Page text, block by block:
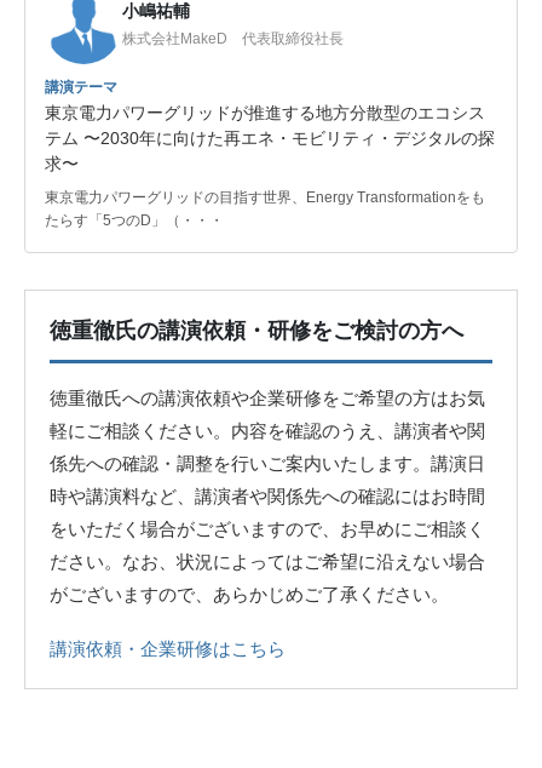
小嶋祐輔
株式会社MakeD 代表取締役社長
講演テーマ
東京電力パワーグリッドが推進する地方分散型のエコシス
テム 〜2030年に向けた再エネ・モビリティ・デジタルの探
求〜
東京電力パワーグリッドの目指す世界、Energy Transformationをも
たらす「5つのD」（・・・
徳重徹氏の講演依頼・研修をご検討の方へ
徳重徹氏への講演依頼や企業研修をご希望の方はお気
軽にご相談ください。内容を確認のうえ、講演者や関
係先への確認・調整を行いご案内いたします。講演日
時や講演料など、講演者や関係先への確認にはお時間
をいただく場合がございますので、お早めにご相談く
ださい。なお、状況によってはご希望に沿えない場合
がございますので、あらかじめご了承ください。
講演依頼・企業研修はこちら